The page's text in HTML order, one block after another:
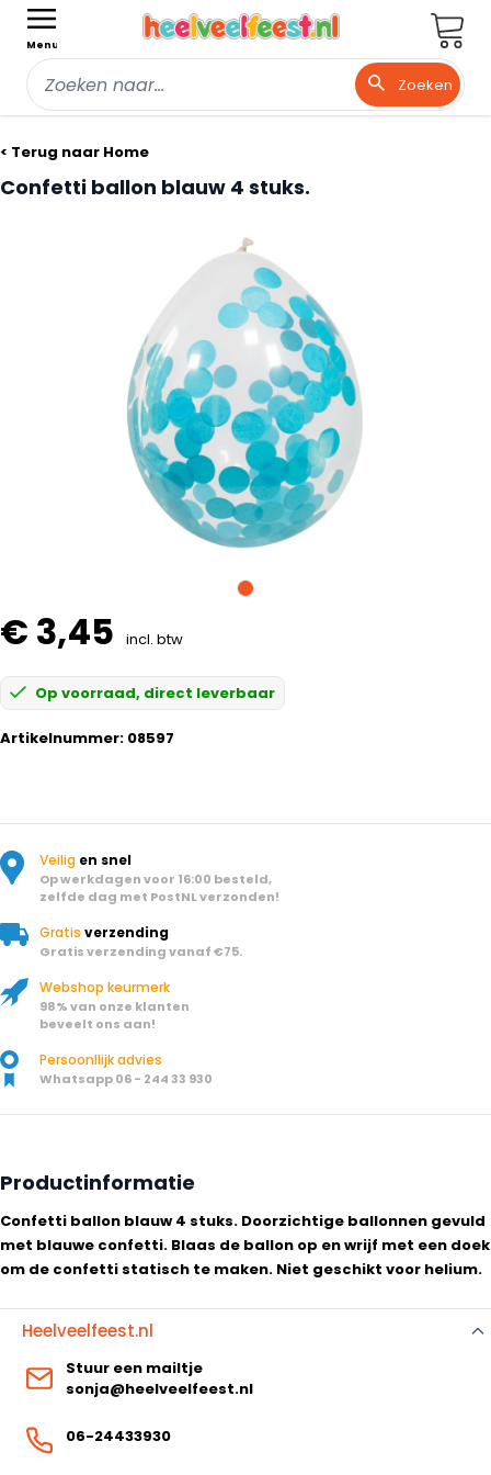
Menu
Zoeken
< Terug naar Home
Confetti ballon blauw 4 stuks.
€ 3,45 incl. btw
Op voorraad, direct leverbaar
Artikelnummer: 08597
Veilig en snel
Op werkdagen voor 16:00 besteld,
zelfde dag met PostNL verzonden!
Gratis verzending
Gratis verzending vanaf €75.
Webshop keurmerk
98% van onze klanten
beveelt ons aan!
Persoonllijk advies
Whatsapp 06 - 244 33 930
Productinformatie
Confetti ballon blauw 4 stuks. Doorzichtige ballonnen gevuld
met blauwe confetti. Blaas de ballon op en wrijf met een doek
om de confetti statisch te maken. Niet geschikt voor helium.
Heelveelfeest.nl
Stuur een mailtje
sonja@heelveelfeest.nl
06-24433930